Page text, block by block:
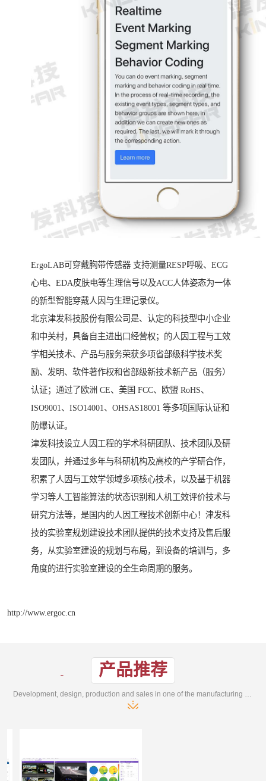
ErgoLAB可穿戴胸带传感器 支持测量RESP呼吸、ECG
心电、EDA皮肤电等生理信号以及ACC人体姿态为一体
的新型智能穿戴人因与生理记录仪。
北京津发科技股份有限公司是、认定的科技型中小企业
和中关村，具备自主进出口经营权；的人因工程与工效
学相关技术、产品与服务荣获多项省部级科学技术奖
励、发明、软件著作权和省部级新技术新产品（服务）
认证；通过了欧洲 CE、美国 FCC、欧盟 RoHS、
ISO9001、ISO14001、OHSAS18001 等多项国际认证和
防爆认证。
津发科技设立人因工程的学术科研团队、技术团队及研
发团队，并通过多年与科研机构及高校的产学研合作，
积累了人因与工效学领域多项核心技术，以及基于机器
学习等人工智能算法的状态识别和人机工效评价技术与
研究方法等，是国内的人因工程技术创新中心！津发科
技的实验室规划建设技术团队提供的技术支持及售后服
务，从实验室建设的规划与布局，到设备的培训与，多
角度的进行实验室建设的全生命周期的服务。
http://www.ergoc.cn
产品推荐
Development, design, production and sales in one of the manufacturing enterprises